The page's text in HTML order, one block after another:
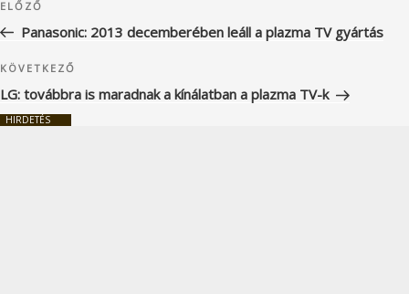
navigáció
Korábbi
bejegyzés
ELŐZŐ
Panasonic: 2013 decemberében leáll a plazma TV gyártás
Következő
bejegyzés
KÖVETKEZŐ
LG: továbbra is maradnak a kínálatban a plazma TV-k
HIRDETÉS